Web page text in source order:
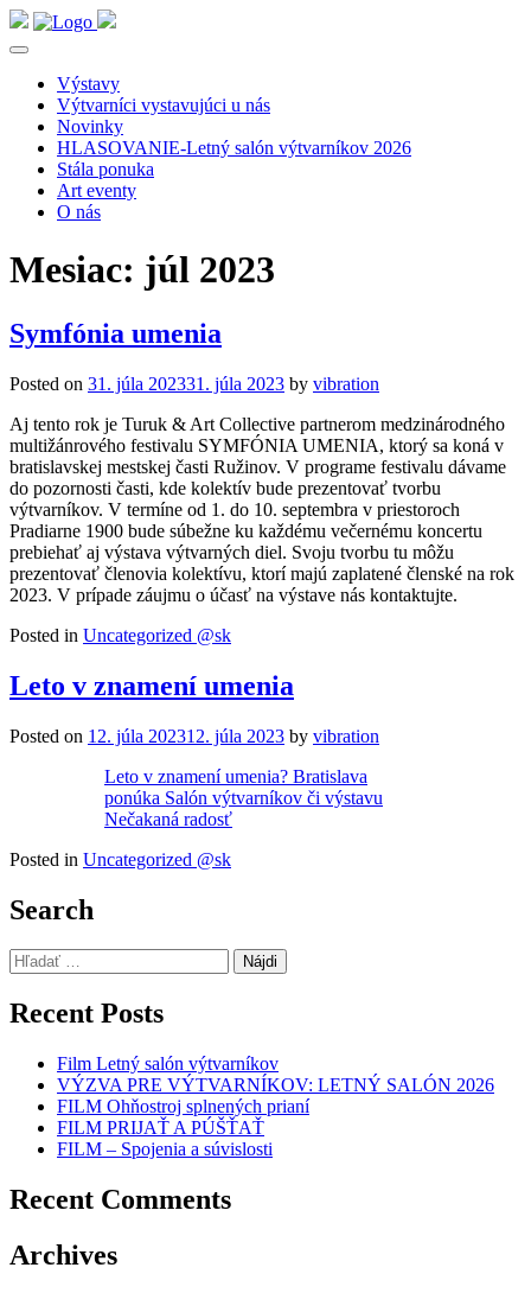
Výstavy
Výtvarníci vystavujúci u nás
Novinky
HLASOVANIE-Letný salón výtvarníkov 2026
Stála ponuka
Art eventy
O nás
Mesiac: júl 2023
Symfónia umenia
Posted on 31. júla 202331. júla 2023 by vibration
Aj tento rok je Turuk & Art Collective partnerom medzinárodného
multižánrového festivalu SYMFÓNIA UMENIA, ktorý sa koná v
bratislavskej mestskej časti Ružinov. V programe festivalu dávame
do pozornosti časti, kde kolektív bude prezentovať tvorbu
výtvarníkov. V termíne od 1. do 10. septembra v priestoroch
Pradiarne 1900 bude súbežne ku každému večernému koncertu
prebiehať aj výstava výtvarných diel. Svoju tvorbu tu môžu
prezentovať členovia kolektívu, ktorí majú zaplatené členské na rok
2023. V prípade záujmu o účasť na výstave nás kontaktujte.
Posted in Uncategorized @sk
Leto v znamení umenia
Posted on 12. júla 202312. júla 2023 by vibration
Leto v znamení umenia? Bratislava
ponúka Salón výtvarníkov či výstavu
Nečakaná radosť
Posted in Uncategorized @sk
Search
Hľadať:
Recent Posts
Film Letný salón výtvarníkov
VÝZVA PRE VÝTVARNÍKOV: LETNÝ SALÓN 2026
FILM Ohňostroj splnených prianí
FILM PRIJAŤ A PÚŠŤAŤ
FILM – Spojenia a súvislosti
Recent Comments
Archives